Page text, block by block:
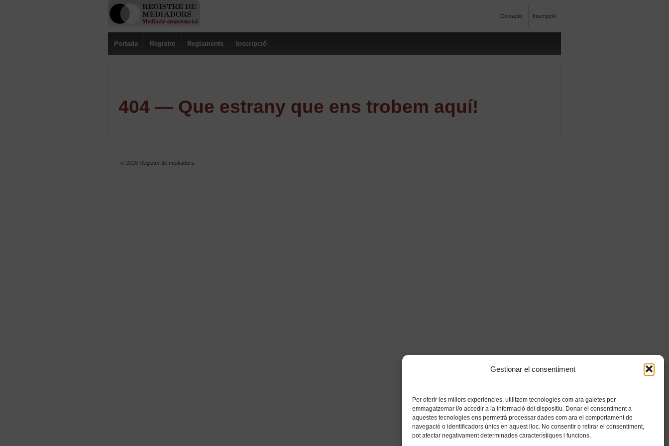
Gestionar el consentiment
Per oferir les millors experiències, utilitzem tecnologies com ara galetes per
emmagatzemar i/o accedir a la informació del dispositiu. Donar el consentiment a
aquestes tecnologies ens permetrà processar dades com ara el comportament de
navegació o identificadors únics en aquest lloc. No consentir o retirar el consentiment,
pot afectar negativament determinades característiques i funcions.
Contacte Inscripció
Portada Registre Reglaments Inscripció
404 — Que estrany que ens trobem aquí!
© 2026 Registre de mediadors